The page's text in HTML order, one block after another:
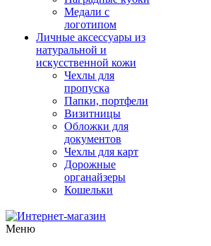
Медали с
логотипом
Личные аксессуары из
натуральной и
искусственной кожи
Чехлы для
пропуска
Папки, портфели
Визитницы
Обложки для
документов
Чехлы для карт
Дорожные
органайзеры
Кошельки
Меню